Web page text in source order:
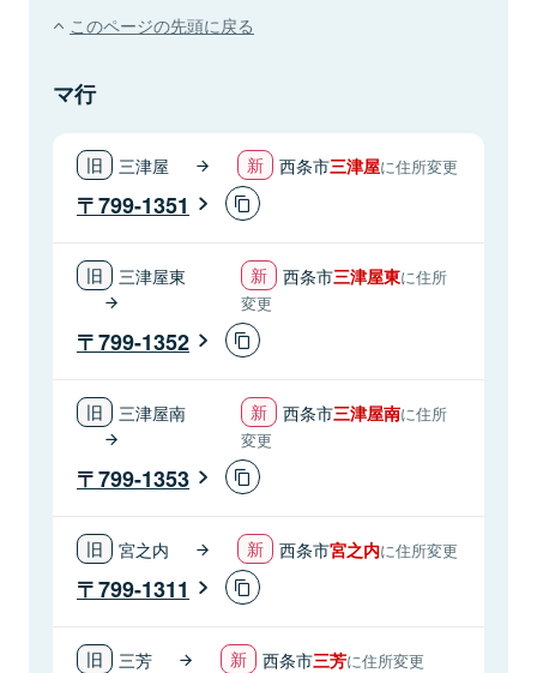
このページの先頭に戻る
マ行
三津屋 西条市三津屋に住所変更
799-1351
三津屋東 西条市三津屋東に住所
変更
799-1352
三津屋南 西条市三津屋南に住所
変更
799-1353
宮之内 西条市宮之内に住所変更
799-1311
三芳 西条市三芳に住所変更